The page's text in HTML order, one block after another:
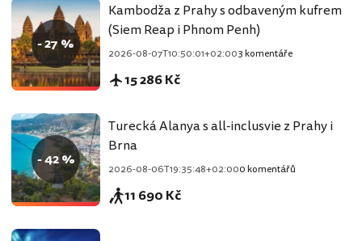
- 27 %
Kambodža z Prahy s odbaveným kufrem
(Siem Reap i Phnom Penh)
2026-08-07T10:50:01+02:003 komentáře
15 286 Kč
- 42 %
Turecká Alanya s all-inclusvie z Prahy i
Brna
2026-08-06T19:35:48+02:000 komentářů
11 690 Kč